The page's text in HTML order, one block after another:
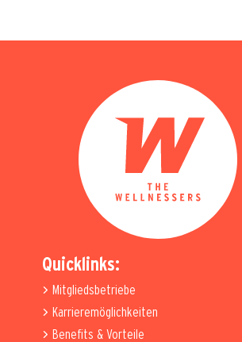
Quicklinks:
Mitgliedsbetriebe
Karrieremöglichkeiten
Benefits & Vorteile